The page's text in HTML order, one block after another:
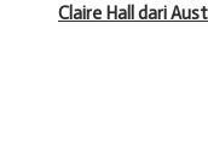
Claire Hall dari